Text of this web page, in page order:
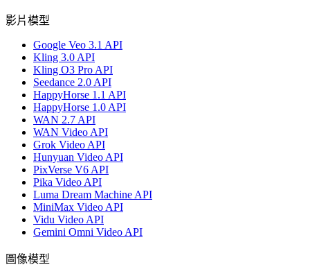
影片模型
Google Veo 3.1 API
Kling 3.0 API
Kling O3 Pro API
Seedance 2.0 API
HappyHorse 1.1 API
HappyHorse 1.0 API
WAN 2.7 API
WAN Video API
Grok Video API
Hunyuan Video API
PixVerse V6 API
Pika Video API
Luma Dream Machine API
MiniMax Video API
Vidu Video API
Gemini Omni Video API
圖像模型